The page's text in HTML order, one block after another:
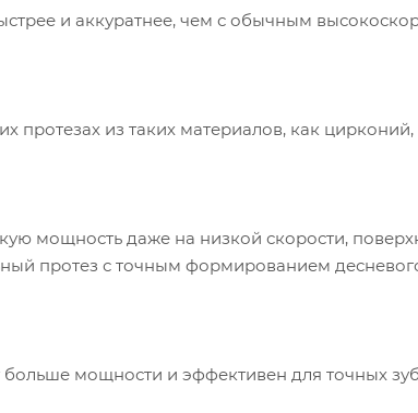
и аккуратнее, чем с обычным
протезах из таких материалов, как цирконий,
мощность даже на низкой скорости,
протез с точным формированием
мощности и эффективен для точных